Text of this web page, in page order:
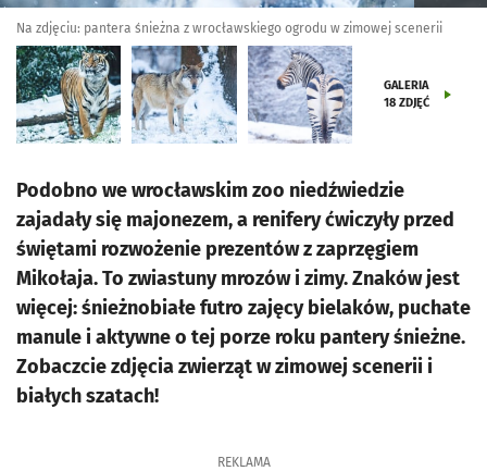
Na zdjęciu: pantera śnieżna z wrocławskiego ogrodu w zimowej scenerii
GALERIA
18 ZDJĘĆ
Podobno we wrocławskim zoo niedźwiedzie
zajadały się majonezem, a renifery ćwiczyły przed
świętami rozwożenie prezentów z zaprzęgiem
Mikołaja. To zwiastuny mrozów i zimy. Znaków jest
więcej: śnieżnobiałe futro zajęcy bielaków, puchate
manule i aktywne o tej porze roku pantery śnieżne.
Zobaczcie zdjęcia zwierząt w zimowej scenerii i
białych szatach!
REKLAMA